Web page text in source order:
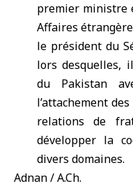
premier ministre
Affaires
le président du
lors desquelles,
du Pakistan
l’attachement
relations de
développer la
divers domaines.
Adnan / A.Ch.